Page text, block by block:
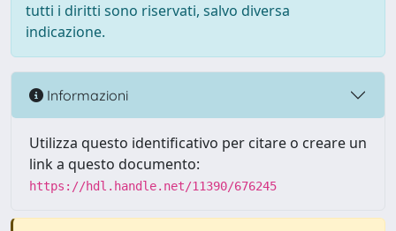
tutti i diritti sono riservati, salvo diversa
indicazione.
Informazioni
Utilizza questo identificativo per citare o creare un
link a questo documento:
https://hdl.handle.net/11390/676245